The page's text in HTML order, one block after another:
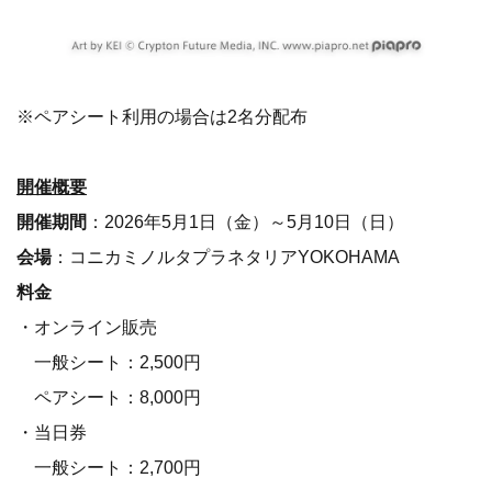
※ペアシート利用の場合は2名分配布
開催概要
開催期間 ：2026年5月1日（金）～5月10日（日）
会場：コニカミノルタプラネタリアYOKOHAMA
料金
・オンライン販売
一般シート：2,500円
ペアシート：8,000円
・当日券
一般シート：2,700円